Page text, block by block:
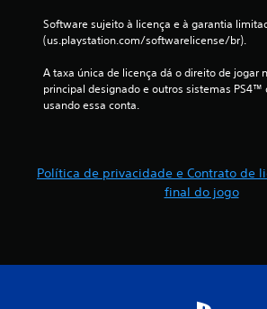
Software sujeito à licença e à garantia
(us.playstation.com/softwarelicense/br).
A taxa única de licença dá o direito de jogar
principal designado e outros sistemas PS4™
usando essa conta.
Política de privacidade e Contrato de
final do jogo